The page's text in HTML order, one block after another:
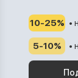
10-25% •
5-10% •